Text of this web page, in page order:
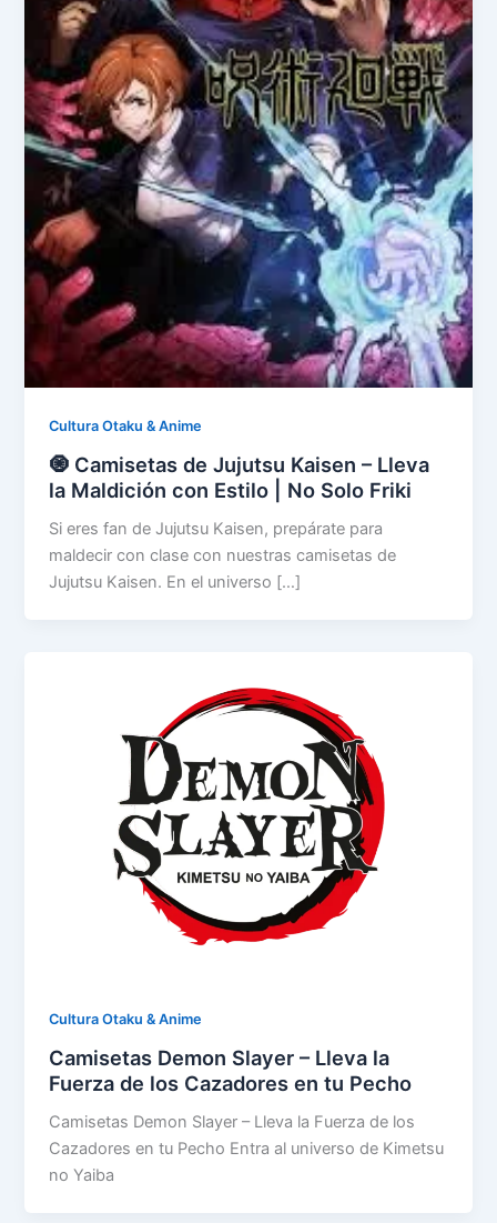
Cultura Otaku & Anime
🧿 Camisetas de Jujutsu Kaisen – Lleva
la Maldición con Estilo | No Solo Friki
Si eres fan de Jujutsu Kaisen, prepárate para
maldecir con clase con nuestras camisetas de
Jujutsu Kaisen. En el universo […]
Cultura Otaku & Anime
Camisetas Demon Slayer – Lleva la
Fuerza de los Cazadores en tu Pecho
Camisetas Demon Slayer – Lleva la Fuerza de los
Cazadores en tu Pecho Entra al universo de Kimetsu
no Yaiba